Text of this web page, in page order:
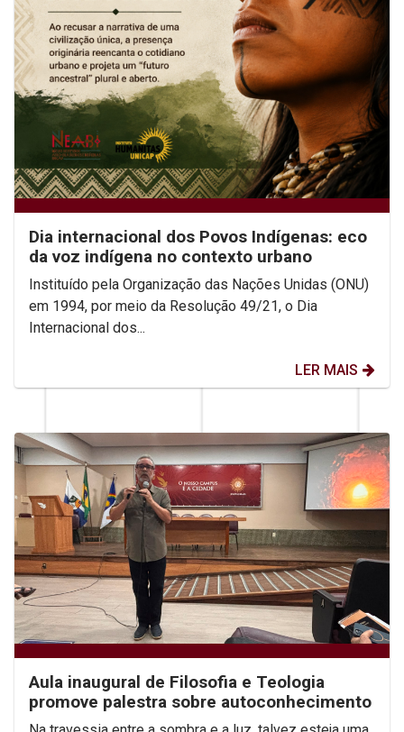
Dia internacional dos Povos Indígenas: eco
da voz indígena no contexto urbano
Instituído pela Organização das Nações Unidas (ONU)
em 1994, por meio da Resolução 49/21, o Dia
Internacional dos...
LER MAIS
Aula inaugural de Filosofia e Teologia
promove palestra sobre autoconhecimento